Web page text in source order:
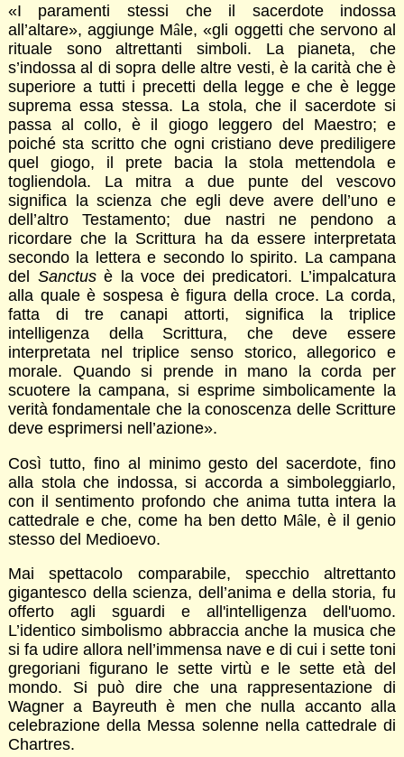
«I paramenti stessi che il sacerdote indossa
all’altare», aggiunge Mâ le, «gli oggetti che servono al
rituale sono altrettanti simboli. La pianeta, che
s’indossa al di sopra delle altre vesti, è la carità che è
superiore a tutti i precetti della legge e che è legge
suprema essa stessa. La stola, che il sacerdote si
passa al collo, è il giogo leggero del Maestro; e
poiché sta scritto che ogni cristiano deve prediligere
quel giogo, il prete bacia la stola mettendola e
togliendola. La mitra a due punte del vescovo
significa la scienza che egli deve avere dell’uno e
dell’altro Testamento; due nastri ne pendono a
ricordare che la Scrittura ha da essere interpretata
secondo la lettera e secondo lo spirito. La campana
del Sanctusè la voce dei predicatori. L’impalcatura
alla quale è sospesa è figura della croce. La corda,
fatta di tre canapi attorti, significa la triplice
intelligenza della Scrittura, che deve essere
interpretata nel triplice senso storico, allegorico e
morale. Quando si prende in mano la corda per
scuotere la campana, si esprime simbolicamente la
verità fondamentale che la conoscenza delle Scritture
deve esprimersi nell’azione».
Così tutto, fino al minimo gesto del sacerdote, fino
alla stola che indossa, si accorda a simboleggiarlo,
con il sentimento profondo che anima tutta intera la
cattedrale e che, come ha ben detto Mâle, è il genio
stesso del Medioevo.
Mai spettacolo comparabile, specchio altrettanto
gigantesco della scienza, dell’anima e della storia, fu
offerto agli sguardi e all'intelligenza dell'uomo.
L’identico simbolismo abbraccia anche la musica che
si fa udire allora nell’immensa nave e di cui i sette toni
gregoriani figurano le sette virtù e le sette età del
mondo. Si può dire che una rappresentazione di
Wagner a Bayreuth è men che nulla accanto alla
celebrazione della Messa solenne nella cattedrale di
Chartres.